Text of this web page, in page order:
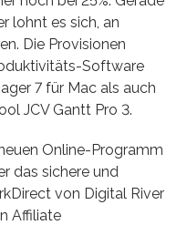
lohnt es sich, an
Die Provisionen
Software
7 für Mac als auch
JCV Gantt Pro 3.
Online-Programm
das sichere und
von Digital River
Affiliate